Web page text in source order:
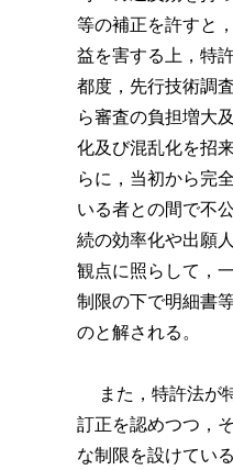
等の補正を許すと
益を害する上，特
都度，先行技術調
ら審査の負担増大
化及び混乱化を招
らに，当初から完
いる者との間で不
続の効率化や出願
観点に照らして，
制限の下で明細書
のと解される。
また，特許法が
訂正を認めつつ，
な制限を設けてい